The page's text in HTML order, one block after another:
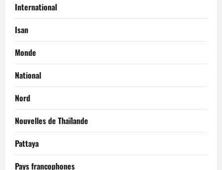
International
Isan
Monde
National
Nord
Nouvelles de Thaïlande
Pattaya
Pays francophones